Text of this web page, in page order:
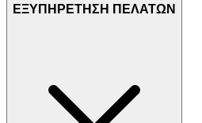
ΕΞΥΠΗΡΕΤΗΣΗ ΠΕΛΑΤΩΝ